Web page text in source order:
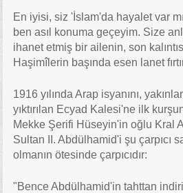
En iyisi, siz 'İslam'da hayalet var
ben asıl konuma geçeyim. Size
ihanet etmiş bir ailenin, son
Haşimîlerin başında esen lanet
1916 yılında Arap isyanını,
yıktırılan Ecyad Kalesi'ne ilk
Mekke Şerifi Hüseyin'in oğlu Kral
Sultan II. Abdülhamid'i şu çarpıcı
olmanın ötesinde çarpıcıdır:
"Bence Abdülhamid'in tahttan